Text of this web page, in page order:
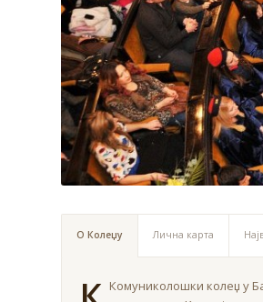
О Колеџу Лична карта
Комуниколошки колеџ у